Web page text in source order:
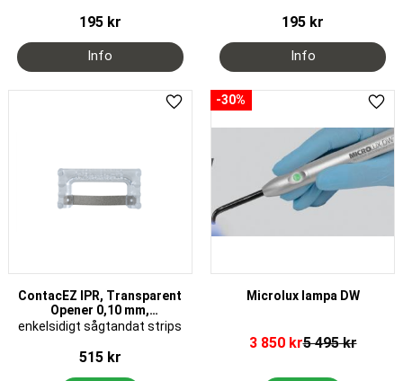
195kr 195 kr
ContacEZ IPR, Transparent
Opener 0,10 mm,
enkelsidig, 8 st/frp
enkelsidigt sågtandat strips
515kr
Lägg till i favoriter
Microlux lampa DW
3 850kr5 495kr
30%